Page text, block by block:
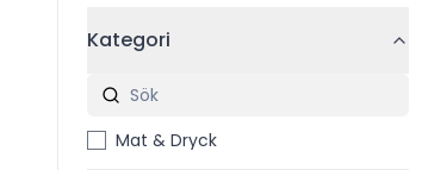
Kategori
Mat & Dryck